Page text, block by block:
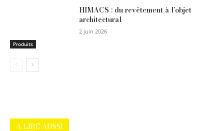
Produits
HIMACS : du revêtement à l’objet
architectural
2 juin 2026
A LIRE AUSSI